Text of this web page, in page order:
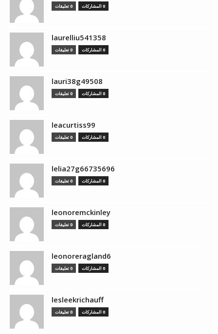
0 المشاركات 0 تعليقات
laurelliu541358
0 المشاركات 0 تعليقات
lauri38g49508
0 المشاركات 0 تعليقات
leacurtiss99
0 المشاركات 0 تعليقات
lelia27g66735696
0 المشاركات 0 تعليقات
leonoremckinley
0 المشاركات 0 تعليقات
leonoreragland6
0 المشاركات 0 تعليقات
lesleekrichauff
0 المشاركات 0 تعليقات